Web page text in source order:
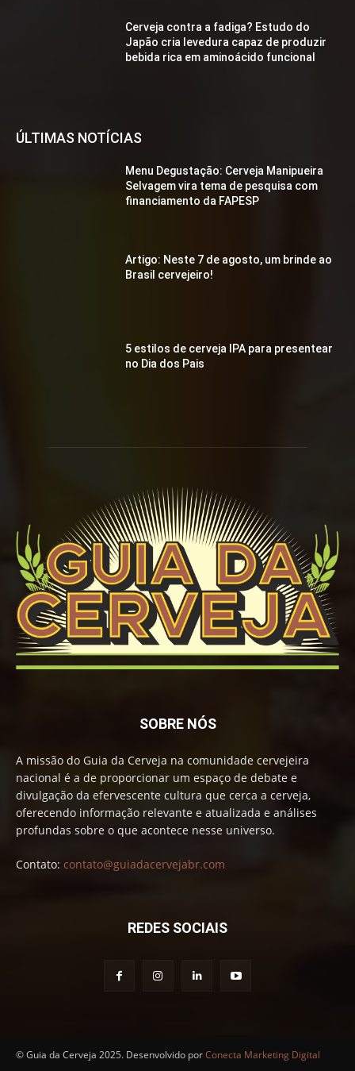
Cerveja contra a fadiga? Estudo do
Japão cria levedura capaz de produzir
bebida rica em aminoácido funcional
ÚLTIMAS NOTÍCIAS
Menu Degustação: Cerveja Manipueira
Selvagem vira tema de pesquisa com
financiamento da FAPESP
Artigo: Neste 7 de agosto, um brinde ao
Brasil cervejeiro!
5 estilos de cerveja IPA para presentear
no Dia dos Pais
SOBRE NÓS
A missão do Guia da Cerveja na comunidade cervejeira
nacional é a de proporcionar um espaço de debate e
divulgação da efervescente cultura que cerca a cerveja,
oferecendo informação relevante e atualizada e análises
profundas sobre o que acontece nesse universo.
Contato: contato@guiadacervejabr.com
REDES SOCIAIS
© Guia da Cerveja 2025. Desenvolvido porConecta Marketing Digital